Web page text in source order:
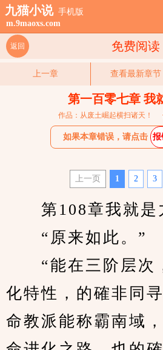
九猫小说 手机版
m.9maoxs.com
免费阅读
返回
上一章 查看最新章节
第一百零七章 我
作品：从废土崛起横扫诸天！
如果本章错误，请点击 报
上一页 1 2 3
第108章我就是
“原来如此。”
“能在三阶层次
化特性，的確非同
命教派能称霸南域